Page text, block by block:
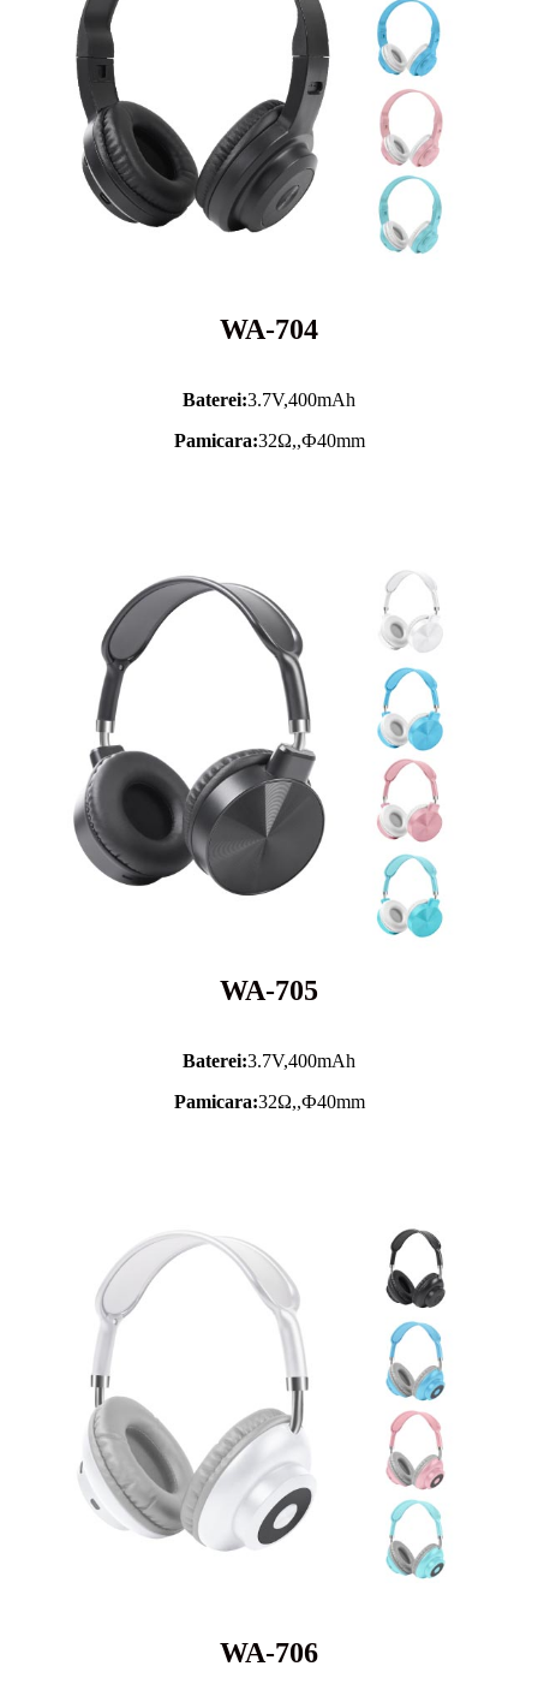
WA-704
Baterei:3.7V,400mAh
Pamicara:32Ω,,Ф40mm
WA-705
Baterei:3.7V,400mAh
Pamicara:32Ω,,Ф40mm
WA-706